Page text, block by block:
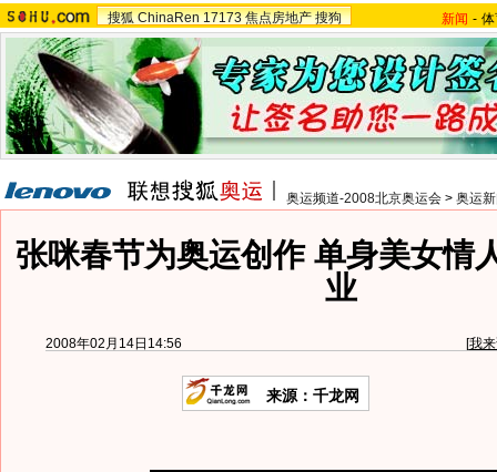
搜狐 ChinaRen 17173 焦点房地产 搜狗 新闻 -
奥运频道-2008北京奥运会 > 奥运
张咪春节为奥运创作 单身美女情
业
2008年02月14日14:56 [我
来源：千龙网